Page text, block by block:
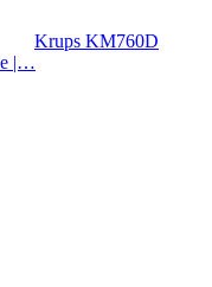
Krups KM760D
|…